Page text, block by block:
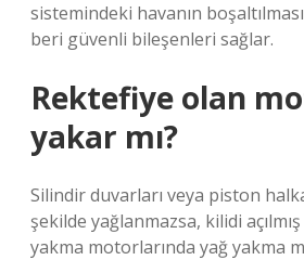
sistemindeki havanın
beri güvenli bileşenleri sağlar.
Rektefiye olan
yakar mı?
Silindir duvarları veya piston
şekilde yağlanmazsa, kilidi
yakma motorlarında yağ yakma